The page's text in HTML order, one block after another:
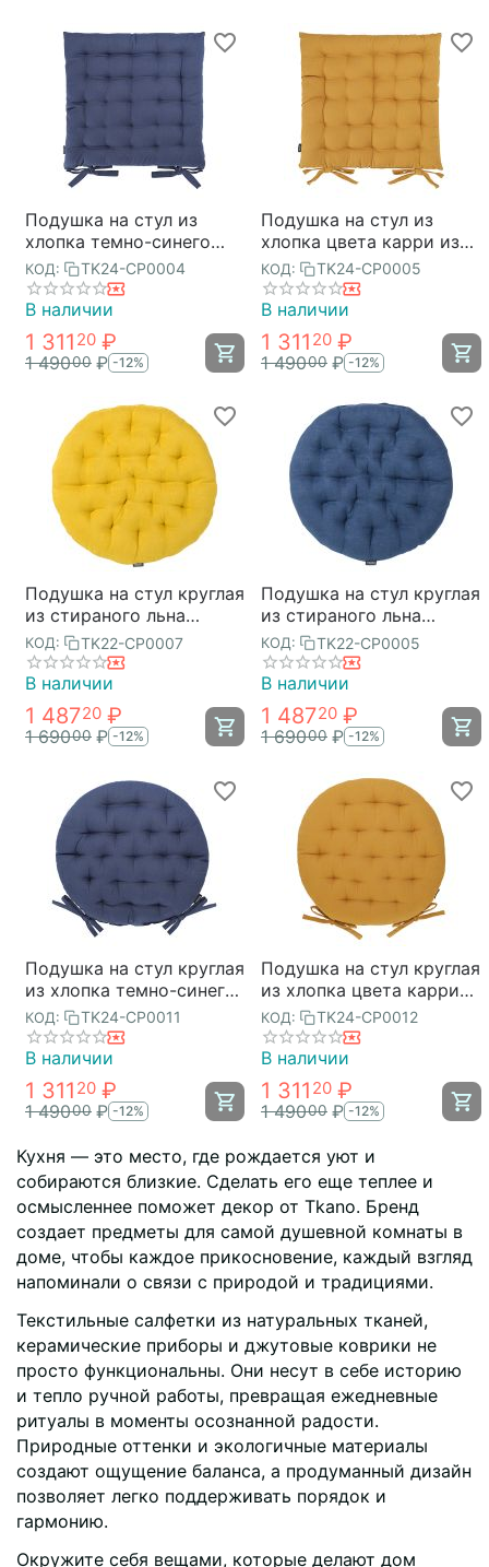
Подушка на стул из
хлопка темно-синего
цвета из коллекции
Essential, 35х35 см,
Tkano
КОД: TK24-CP0004
В наличии
1 311 20 ₽
1 49000 ₽ -12%
Подушка на стул из
хлопка цвета карри из
коллекции Essential,
35х35 см, Tkano
КОД: TK24-CP0005
В наличии
1 311 20 ₽
1 49000 ₽ -12%
Подушка на стул круглая
из стираного льна
горчичного цвета из
коллекции Essential,
40х40x4 см, Tkano
КОД: TK22-CP0007
В наличии
1 48720 ₽
1 69000 ₽ -12%
Подушка на стул круглая
из стираного льна
синего цвета из
коллекции Essential,
40х40x4 см, Tkano
КОД: TK22-CP0005
В наличии
1 48720 ₽
1 69000 ₽ -12%
Подушка на стул круглая
из хлопка темно-синего
цвета из коллекции
Essential, 35 см, Tkano
КОД: TK24-CP0011
В наличии
1 311 20 ₽
1 49000 ₽ -12%
Подушка на стул круглая
из хлопка цвета карри
из коллекции Essential,
35 см, Tkano
КОД: TK24-CP0012
В наличии
1 311 20 ₽
1 49000 ₽ -12%
Кухня — это место, где рождается уют и
собираются близкие. Сделать его еще теплее и
осмысленнее поможет декор от Tkano. Бренд
создает предметы для самой душевной комнаты в
доме, чтобы каждое прикосновение, каждый взгляд
напоминали о связи с природой и традициями.
Текстильные салфетки из натуральных тканей,
керамические приборы и джутовые коврики не
просто функциональны. Они несут в себе историю
и тепло ручной работы, превращая ежедневные
ритуалы в моменты осознанной радости.
Природные оттенки и экологичные материалы
создают ощущение баланса, а продуманный дизайн
позволяет легко поддерживать порядок и
гармонию.
Окружите себя вещами, которые делают дом